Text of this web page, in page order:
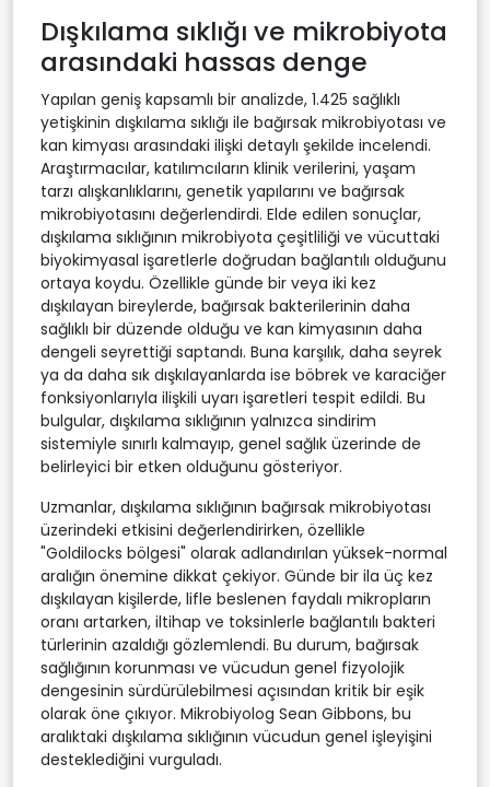
Dışkılama sıklığı ve mikrobiyota
arasındaki hassas denge
Yapılan geniş kapsamlı bir analizde, 1.425 sağlıklı
yetişkinin dışkılama sıklığı ile bağırsak mikrobiyotası ve
kan kimyası arasındaki ilişki detaylı şekilde incelendi.
Araştırmacılar, katılımcıların klinik verilerini, yaşam
tarzı alışkanlıklarını, genetik yapılarını ve bağırsak
mikrobiyotasını değerlendirdi. Elde edilen sonuçlar,
dışkılama sıklığının mikrobiyota çeşitliliği ve vücuttaki
biyokimyasal işaretlerle doğrudan bağlantılı olduğunu
ortaya koydu. Özellikle günde bir veya iki kez
dışkılayan bireylerde, bağırsak bakterilerinin daha
sağlıklı bir düzende olduğu ve kan kimyasının daha
dengeli seyrettiği saptandı. Buna karşılık, daha seyrek
ya da daha sık dışkılayanlarda ise böbrek ve karaciğer
fonksiyonlarıyla ilişkili uyarı işaretleri tespit edildi. Bu
bulgular, dışkılama sıklığının yalnızca sindirim
sistemiyle sınırlı kalmayıp, genel sağlık üzerinde de
belirleyici bir etken olduğunu gösteriyor.
Uzmanlar, dışkılama sıklığının bağırsak mikrobiyotası
üzerindeki etkisini değerlendirirken, özellikle
"Goldilocks bölgesi" olarak adlandırılan yüksek-normal
aralığın önemine dikkat çekiyor. Günde bir ila üç kez
dışkılayan kişilerde, lifle beslenen faydalı mikropların
oranı artarken, iltihap ve toksinlerle bağlantılı bakteri
türlerinin azaldığı gözlemlendi. Bu durum, bağırsak
sağlığının korunması ve vücudun genel fizyolojik
dengesinin sürdürülebilmesi açısından kritik bir eşik
olarak öne çıkıyor. Mikrobiyolog Sean Gibbons, bu
aralıktaki dışkılama sıklığının vücudun genel işleyişini
desteklediğini vurguladı.